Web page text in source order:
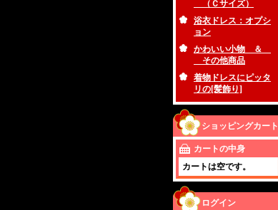
（Ｃサイズ）
浴衣ドレス：オプシ
ョン
かわいい小物 ＆
その他商品
着物ドレスにピッタ
リの[髪飾り]
ショッピングカート
カートの中身
カートは空です。
ログイン